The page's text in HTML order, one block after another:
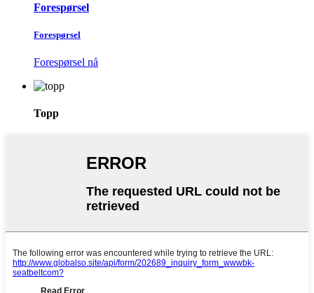
Forespørsel
Forespørsel
Forespørsel nå
Topp